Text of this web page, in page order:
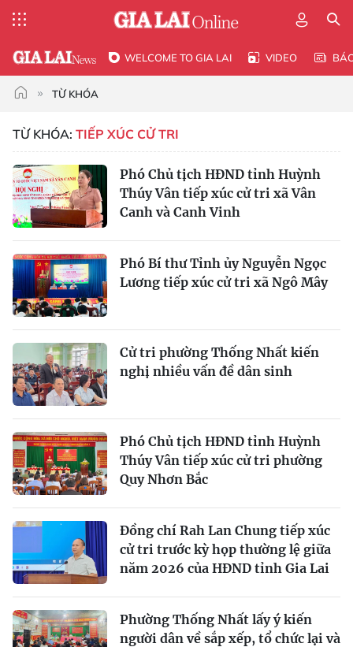
WELCOME TO GIA LAI VIDEO
TỪ KHÓA
TỪ KHÓA: TIẾP XÚC CỬ TRI
Phó Chủ tịch HĐND tỉnh Huỳnh
Thúy Vân tiếp xúc cử tri xã Vân
Canh và Canh Vinh
Phó Bí thư Tỉnh ủy Nguyễn Ngọc
Lương tiếp xúc cử tri xã Ngô Mây
Cử tri phường Thống Nhất kiến
nghị nhiều vấn đề dân sinh
Phó Chủ tịch HĐND tỉnh Huỳnh
Thúy Vân tiếp xúc cử tri phường
Quy Nhơn Bắc
Đồng chí Rah Lan Chung tiếp xúc
cử tri trước kỳ họp thường lệ giữa
năm 2026 của HĐND tỉnh Gia Lai
Phường Thống Nhất lấy ý kiến
người dân về sắp xếp, tổ chức lại và